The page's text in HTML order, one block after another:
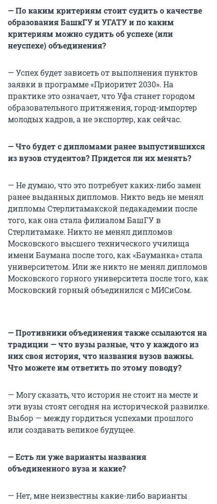
— По каким критериям стоит судить о качестве
образования БашкГУ и УГАТУ и по каким
критериям можно судить об успехе (или
неуспехе) объединения?
— Успех будет зависеть от выполнения пунктов
заявки в программе «Приоритет 2030». На
практике это означает, что Уфа станет городом
образовательного притяжения, город-импортер
молодых кадров, а не экспортер, как сейчас.
— Что будет с дипломами ранее выпустившихся
из вузов студентов? Придется ли их менять?
— Не думаю, что это потребует каких-либо замен
ранее выданных дипломов. Никто ведь не менял
дипломы Стерлитамакской педакадемии после
того, как она стала филиалом БашГУ в
Стерлитамаке. Никто не менял дипломов
Московского высшего технического училища
имени Баумана после того, как «Бауманка» стала
университетом. Или же никто не менял дипломов
Московского горного университета после того, как
Московский горный объединился с МИСиСом.
— Противники объединения также ссылаются на
традиции — что вузы разные, что у каждого из
них своя история, что названия вузов важны.
Что можете им ответить по этому поводу?
— Могу сказать, что история не стоит на месте и
эти вузы стоят сегодня на исторической развилке.
Выбор — между гордиться успехами прошлого
или создавать великое будущее.
— Есть ли уже варианты названия
объединенного вуза и какие?
— Нет, мне неизвестны какие-либо варианты